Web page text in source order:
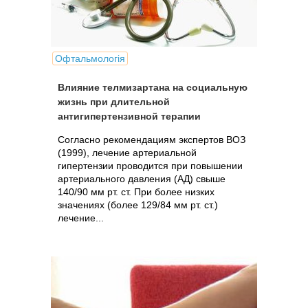
Офтальмологія
Влияние телмизартана на социальную
жизнь при длительной
антигипертензивной терапии
Согласно рекомендациям экспертов ВОЗ
(1999), лечение артериальной
гипертензии проводится при повышении
артериального давления (АД) свыше
140/90 мм рт. ст. При более низких
значениях (более 129/84 мм рт. ст.)
лечение...